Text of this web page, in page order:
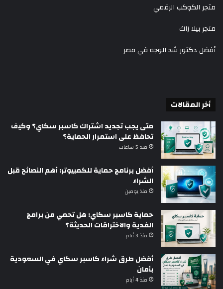
متجر الكوكب الرقمي
متجر بيلا زاك
أفضل دكتور شد الوجه في مصر
أخر المقالات
متى يجب تجديد اشتراك كاسبر سكاي؟ وكيف
تحافظ على استمرار الحماية؟
منذ 5 ساعات
أفضل برنامج حماية للكمبيوتر: أهم النصائح قبل
الشراء
منذ يومين
حماية كاسبر سكاي: هل تحمي من برامج
الفدية والاختراقات الحديثة؟
منذ 3 أيام
أفضل طرق شراء كاسبر سكاي في السعودية
بأمان
منذ 4 أيام